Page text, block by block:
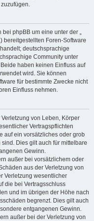
phpBB um eine unter der „
bereitgestellten Foren-Software
deutschsprachige
Community unter
haben keinen Einfluss auf
wird. Sie können
für bestimmte Zwecke nicht
Einfluss nehmen.
von Leben, Körper
Vertragspflichten
auf ein vorsätzliches oder grob
Dies gilt auch für mittelbare
Gewinn.
außer bei vorsätzlichem oder
aus der Verletzung von
Verletzung wesentlicher
die bei Vertragsschluss
und im übrigen der Höhe nach
begrenzt. Dies gilt auch
entgangenen Gewinn.
außer bei der Verletzung von